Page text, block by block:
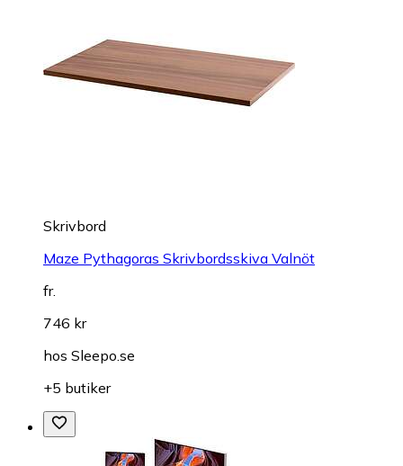
Skrivbord
Maze Pythagoras Skrivbordsskiva Valnöt
fr.
746 kr
hos Sleepo.se
+5 butiker